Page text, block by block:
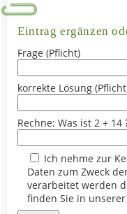
Eintrag ergänzen
Frage (Pflicht)
korrekte Lösung
Rechne: Was ist 2 + 14
Ich nehme zur
Daten zum Zweck
verarbeitet werden
finden Sie in unserer